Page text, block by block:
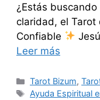
¿Estás
claridad, el Tarot
Confiable
Leer más
Categorías
Tarot Bizum,
Etiquetas
Ayuda Espiritual